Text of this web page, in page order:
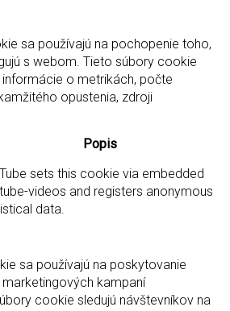
sa používajú na pochopenie toho,
s webom. Tieto súbory cookie
o metrikách, počte
opustenia, zdroji
Popis
sets this cookie via embedded
videos and registers anonymous
data.
sa používajú na poskytovanie
kampaní
cookie sledujú návštevníkov na